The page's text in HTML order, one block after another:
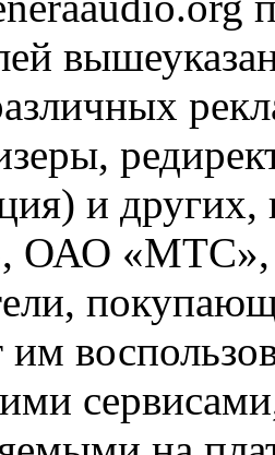
и
ОАО «МТС»,
им